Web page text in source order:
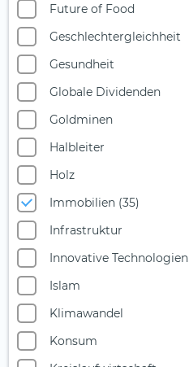
Future of Food
Geschlechtergleichheit
Gesundheit
Globale Dividenden
Goldminen
Halbleiter
Holz
Immobilien (35)
Infrastruktur
Innovative Technologien
Islam
Klimawandel
Konsum